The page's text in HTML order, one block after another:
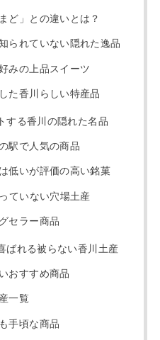
ど」との違いとは？
られていない隠れた逸品
みの上品スイーツ
た香川らしい特産品
する香川の隠れた名品
駅で人気の商品
低いが評価の高い銘菓
ていない穴場土産
セラー商品
ばれる被らない香川土産
おすすめ商品
一覧
手頃な商品